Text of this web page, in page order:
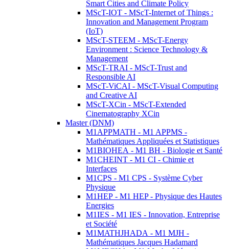
Smart Cities and Climate Policy
MScT-IOT - MScT-Internet of Things :
Innovation and Management Program
(IoT)
MScT-STEEM - MScT-Energy
Environment : Science Technology &
Management
MScT-TRAI - MScT-Trust and
Responsible AI
MScT-ViCAI - MScT-Visual Computing
and Creative AI
MScT-XCin - MScT-Extended
Cinematography XCin
Master (DNM)
M1APPMATH - M1 APPMS -
Mathématiques Appliquées et Statistiques
M1BIOHEA - M1 BH - Biologie et Santé
M1CHEINT - M1 CI - Chimie et
Interfaces
M1CPS - M1 CPS - Système Cyber
Physique
M1HEP - M1 HEP - Physique des Hautes
Energies
M1IES - M1 IES - Innovation, Entreprise
et Société
M1MATHJHADA - M1 MJH -
Mathématiques Jacques Hadamard